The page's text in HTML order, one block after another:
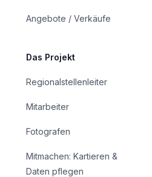
Angebote / Verkäufe
Das Projekt
Regionalstellenleiter
Mitarbeiter
Fotografen
Mitmachen: Kartieren &
Daten pflegen